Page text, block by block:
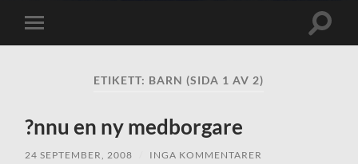
Slå
på/av
Slå
ETIKETT: BARN (SIDA 1 AV 2)
?nnu en ny medborgare
24 SEPTEMBER, 2008 INGA KOMMENTARER